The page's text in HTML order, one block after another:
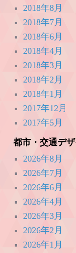
2018年8月
2018年7月
2018年6月
2018年4月
2018年3月
2018年2月
2018年1月
2017年12月
2017年5月
都市・交通デ
2026年8月
2026年7月
2026年6月
2026年4月
2026年3月
2026年2月
2026年1月